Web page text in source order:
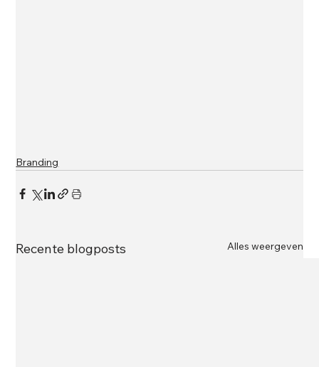
Branding
Recente blogposts Alles weergeven